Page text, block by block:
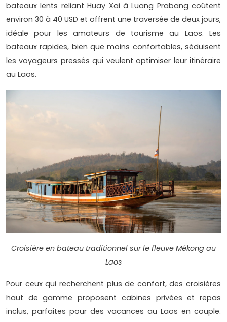
bateaux lents reliant Huay Xai à Luang Prabang coûtent
environ 30 à 40 USD et offrent une traversée de deux jours,
idéale pour les amateurs de tourisme au Laos. Les
bateaux rapides, bien que moins confortables, séduisent
les voyageurs pressés qui veulent optimiser leur itinéraire
au Laos.
Croisière en bateau traditionnel sur le fleuve Mékong au
Laos
Pour ceux qui recherchent plus de confort, des croisières
haut de gamme proposent cabines privées et repas
inclus, parfaites pour des vacances au Laos en couple.